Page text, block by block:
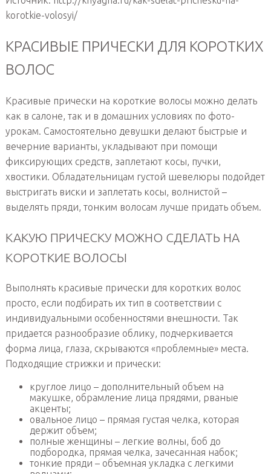
korotkie-volosyi/
КРАСИВЫЕ ПРИЧЕСКИ ДЛЯ КОРОТКИХ
ВОЛОС
Красивые прически на короткие волосы можно делать
как в салоне, так и в домашних условиях по фото-
урокам. Самостоятельно девушки делают быстрые и
вечерние варианты, укладывают при помощи
фиксирующих средств, заплетают косы, пучки,
хвостики. Обладательницам густой шевелюры подойдет
выстригать виски и заплетать косы, волнистой –
выделять пряди, тонким волосам лучше придать объем.
КАКУЮ ПРИЧЕСКУ МОЖНО СДЕЛАТЬ НА
КОРОТКИЕ ВОЛОСЫ
Выполнять красивые прически для коротких волос
просто, если подбирать их тип в соответствии с
индивидуальными особенностями внешности. Так
придается разнообразие облику, подчеркивается
форма лица, глаза, скрываются «проблемные» места.
Подходящие стрижки и прически:
круглое лицо – дополнительный объем на
макушке, обрамление лица прядями, рваные
акценты;
овальное лицо – прямая густая челка, которая
держит объем;
полные женщины – легкие волны, боб до
подбородка, прямая челка, зачесанная набок;
тонкие пряди – объемная укладка с легкими